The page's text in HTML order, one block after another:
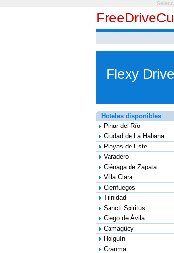
Flexy Drive
Hoteles disponibles
Pinar del Río
Ciudad de La Habana
Playas de Este
Varadero
Ciénaga de Zapata
Villa Clara
Cienfuegos
Trinidad
Sancti Spiritus
Ciego de Ávila
Camagüey
Holguín
Granma